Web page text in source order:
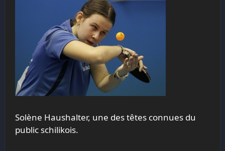
Solène Haushalter, une des têtes connues du
public schilikois.